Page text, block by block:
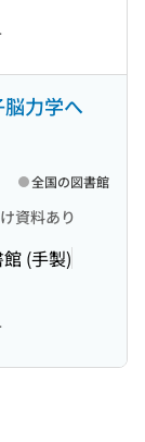
力学へ
資料あり
(手製)
全国の図書館